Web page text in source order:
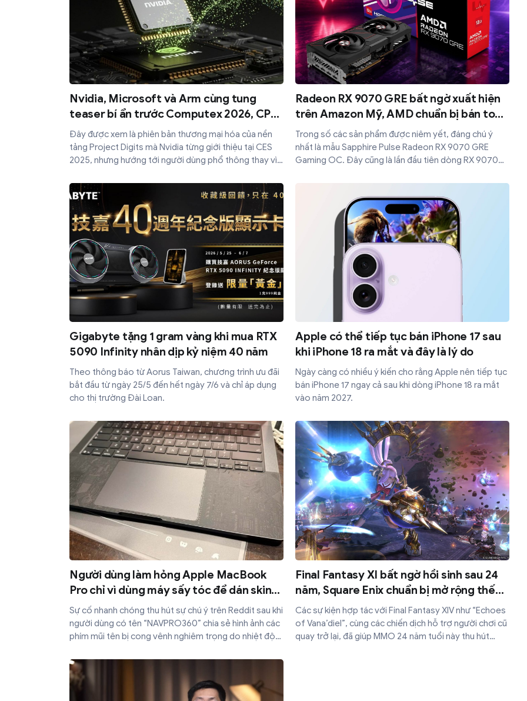
Nvidia, Microsoft và Arm cùng tung
teaser bí ẩn trước Computex 2026, CPU
Arm N1X có thể chính thức lộ diện
Đây được xem là phiên bản thương mại hóa của nền
tảng Project Digits mà Nvidia từng giới thiệu tại CES
2025, nhưng hướng tới người dùng phổ thông thay vì
Radeon RX 9070 GRE bất ngờ xuất hiện
trên Amazon Mỹ, AMD chuẩn bị bán toàn
cầu?
Trong số các sản phẩm được niêm yết, đáng chú ý
nhất là mẫu Sapphire Pulse Radeon RX 9070 GRE
Gaming OC. Đây cũng là lần đầu tiên dòng RX 9070
Gigabyte tặng 1 gram vàng khi mua RTX
5090 Infinity nhân dịp kỷ niệm 40 năm
Theo thông báo từ Aorus Taiwan, chương trình ưu đãi
bắt đầu từ ngày 25/5 đến hết ngày 7/6 và chỉ áp dụng
cho thị trường Đài Loan.
Apple có thể tiếp tục bán iPhone 17 sau
khi iPhone 18 ra mắt và đây là lý do
Ngày càng có nhiều ý kiến cho rằng Apple nên tiếp tục
bán iPhone 17 ngay cả sau khi dòng iPhone 18 ra mắt
vào năm 2027.
Người dùng làm hỏng Apple MacBook
Pro chỉ vì dùng máy sấy tóc để dán skin
dbrand
Sự cố nhanh chóng thu hút sự chú ý trên Reddit sau khi
người dùng có tên “NAVPRO360” chia sẻ hình ảnh các
phím mũi tên bị cong vênh nghiêm trọng do nhiệt độ
Final Fantasy XI bất ngờ hồi sinh sau 24
năm, Square Enix chuẩn bị mở rộng thế
giới game
Các sự kiện hợp tác với Final Fantasy XIV như “Echoes
of Vana’diel”, cùng các chiến dịch hỗ trợ người chơi cũ
quay trở lại, đã giúp MMO 24 năm tuổi này thu hút